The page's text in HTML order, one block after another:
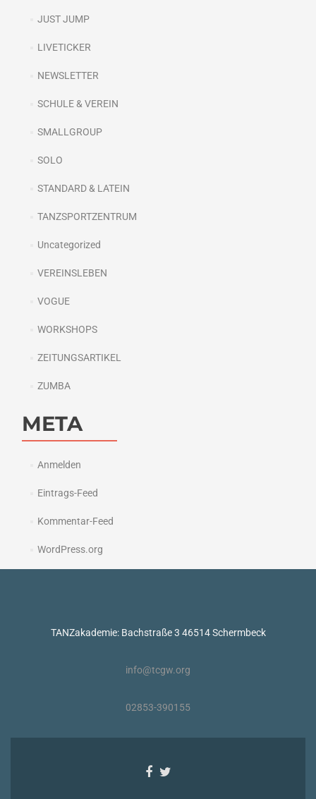
JUST JUMP
LIVETICKER
NEWSLETTER
SCHULE & VEREIN
SMALLGROUP
SOLO
STANDARD & LATEIN
TANZSPORTZENTRUM
Uncategorized
VEREINSLEBEN
VOGUE
WORKSHOPS
ZEITUNGSARTIKEL
ZUMBA
META
Anmelden
Eintrags-Feed
Kommentar-Feed
WordPress.org
TANZakademie: Bachstraße 3 46514 Schermbeck
info@tcgw.org
02853-390155
Facebook-
Twitter-